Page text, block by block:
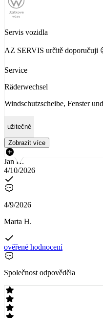
Servis vozidla
AZ SERVIS určitě doporučuji
Service
Räderwechsel
Windschutzscheibe, Fenster
užitečné
Zobrazit více
Jan K.
4/10/2026
4/9/2026
Marta H.
ověřené hodnocení
Společnost odpověděla